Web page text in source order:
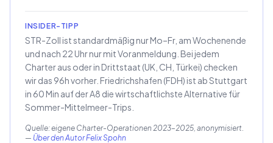
INSIDER-TIPP
STR-Zoll ist standardmäßig nur Mo–Fr, am Wochenende
und nach 22 Uhr nur mit Voranmeldung. Bei jedem
Charter aus oder in Drittstaat (UK, CH, Türkei) checken
wir das 96h vorher. Friedrichshafen (FDH) ist ab Stuttgart
in 60 Min auf der A8 die wirtschaftlichste Alternative für
Sommer-Mittelmeer-Trips.
Quelle: eigene Charter-Operationen 2023–2025, anonymisiert.
— Über den Autor Felix Spohn